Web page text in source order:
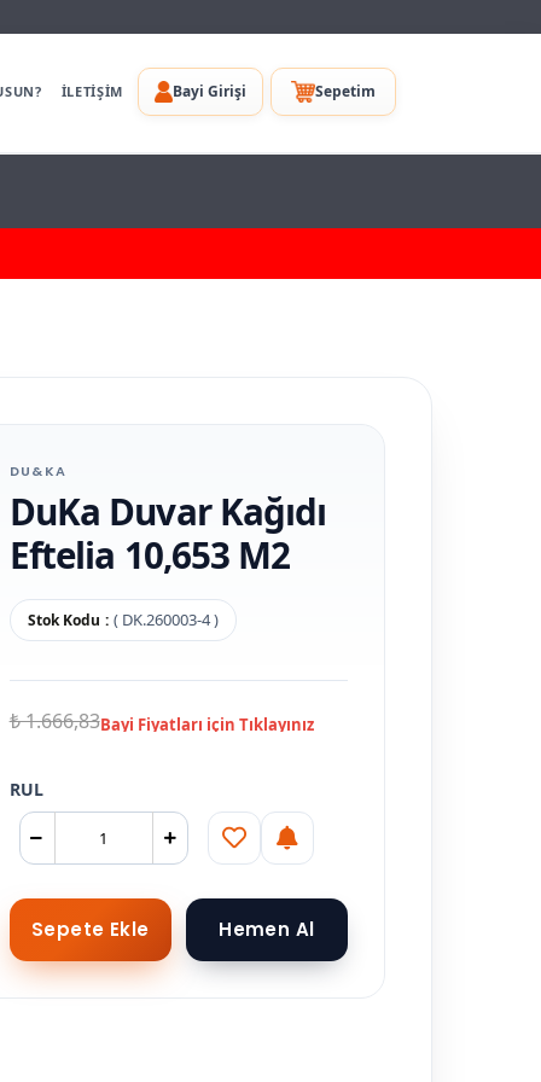
İLETİŞİM Bayi Girişi Sepetim
DU&KA
DuKa Duvar Kağıdı
Eftelia 10,653 M2
Stok Kodu ( DK.260003-4 )
₺ 1.666,83
RUL